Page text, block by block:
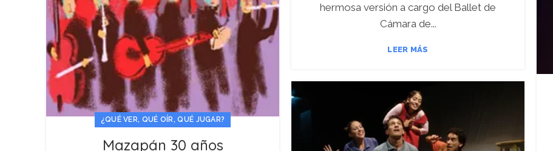
hermosa versión a cargo del Ballet de
Cámara de...
LEER MÁS
¿QUÉ VER, QUÉ OÍR, QUÉ JUGAR?
Mazapán 30 años